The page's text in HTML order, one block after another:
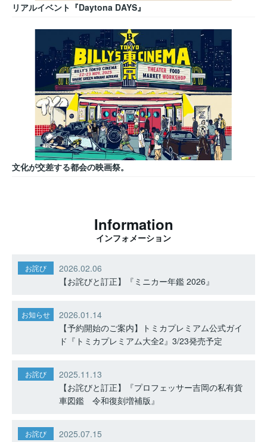
リアルイベント『Daytona DAYS』
文化が交差する都会の映画祭。
Information
インフォメーション
お詫び
2026.02.06
【お詫びと訂正】『ミニカー年鑑 2026』
お知らせ
2026.01.14
【予約開始のご案内】トミカプレミアム公式ガイ
ド『トミカプレミアム大全2』3/23発売予定
お詫び
2025.11.13
【お詫びと訂正】『プロフェッサー吉岡の私有貨
車図鑑 令和復刻増補版』
お詫び
2025.07.15